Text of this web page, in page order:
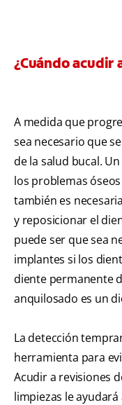
¿Cuándo acudir
A medida que
sea necesario que
de la salud bucal.
los problemas
también es
y reposicionar el
puede ser que sea
implantes si los
diente permanente
anquilosado es un
La detección
herramienta para
Acudir a revisiones
limpiezas le